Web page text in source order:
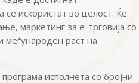
искористат во целост. Ќе
маркетинг за е-трговија со
меѓународен раст на
исполнета со бројни